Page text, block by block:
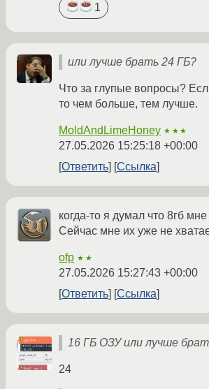
1
или лучше брать 24 ГБ?
Что за глупые вопросы?
то чем больше, тем лучше.
MoldAndLimeHoney ★★★
27.05.2026 15:25:18 +00:00
Ответить
Ссылка
когда-то я думал что 8гб мне
Сейчас мне их уже не
ofp ★★
27.05.2026 15:27:43 +00:00
Ответить
Ссылка
16 ГБ ОЗУ или лучше
24